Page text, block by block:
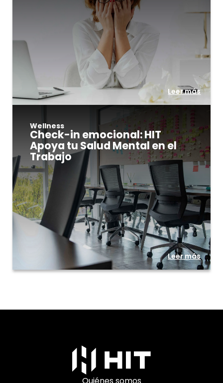
Leer más
Wellness
Check-in emocional: HIT
Apoya tu Salud Mental en el
Trabajo
Leer más